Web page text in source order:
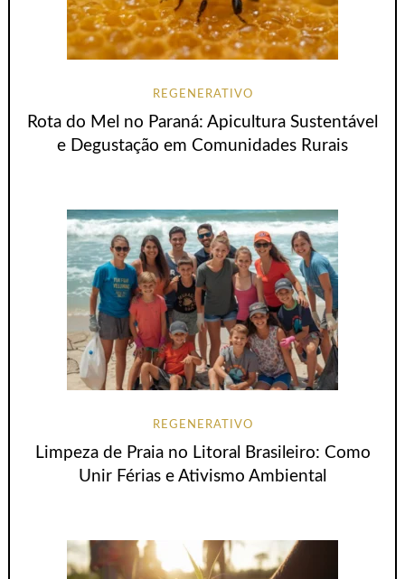
REGENERATIVO
Rota do Mel no Paraná: Apicultura Sustentável
e Degustação em Comunidades Rurais
REGENERATIVO
Limpeza de Praia no Litoral Brasileiro: Como
Unir Férias e Ativismo Ambiental